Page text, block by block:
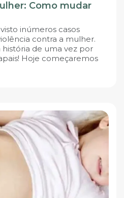
Como mudar
inúmeros casos
contra a mulher.
história de uma vez por
Hoje começaremos